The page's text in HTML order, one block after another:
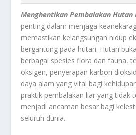
Menghentikan Pembalakan Hutan
penting dalam menjaga
memastikan kelangsungan hidup
bergantung pada hutan. Hutan
berbagai spesies flora dan fauna,
oksigen, penyerapan karbon
daya alam yang vital bagi
praktik pembalakan liar yang tidak
menjadi ancaman besar bagi
seluruh dunia.